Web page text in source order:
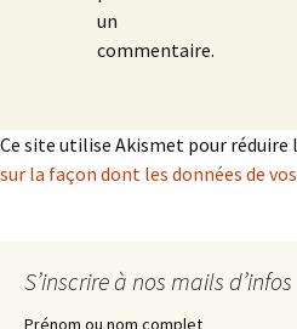
un
commentaire.
Ce site utilise Akismet pour réduire
sur la façon dont les données de
S’inscrire à nos mails d’infos
Prénom ou nom complet